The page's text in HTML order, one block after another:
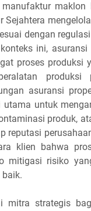
maklon
Sejahtera
dengan
ini,
proses produksi
produksi
asuransi
utama untuk
produk,
reputasi
klien bahwa
mitigasi risiko
baik.
mitra strategis